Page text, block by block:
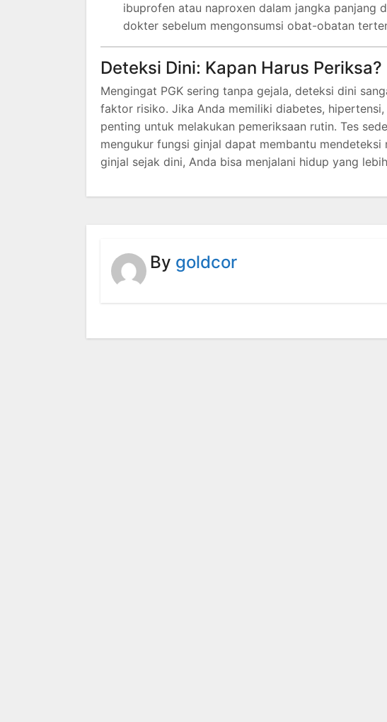
ibuprofen atau naproxen dalam jangka panjang
dokter sebelum mengonsumsi obat-obatan
Deteksi Dini: Kapan Harus Periksa?
Mengingat PGK sering tanpa gejala, deteksi dini
faktor risiko. Jika Anda memiliki diabetes,
penting untuk melakukan pemeriksaan rutin. Tes
mengukur fungsi ginjal dapat membantu mendeteksi
ginjal sejak dini, Anda bisa menjalani hidup yang
By goldcor